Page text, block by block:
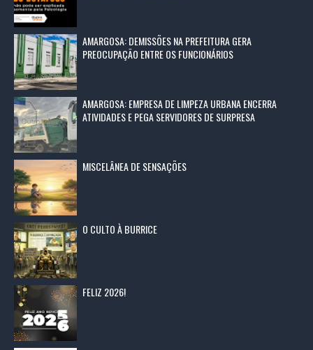
AMARGOSA: DEMISSÕES NA PREFEITURA GERA
PREOCUPAÇÃO ENTRE OS FUNCIONÁRIOS
AMARGOSA: EMPRESA DE LIMPEZA URBANA ENCERRA
ATIVIDADES E PEGA SERVIDORES DE SURPRESA
MISCELÂNEA DE SENSAÇÕES
O CULTO À BURRICE
FELIZ 2026!